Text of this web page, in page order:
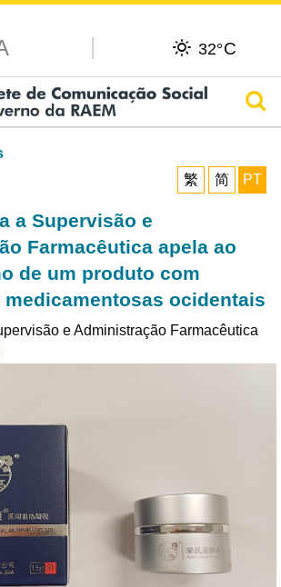
32°C
繁
简 PT
a Supervisão e
Farmacêutica apela ao
de um produto com
ocidentais
e Administração Farmacêutica